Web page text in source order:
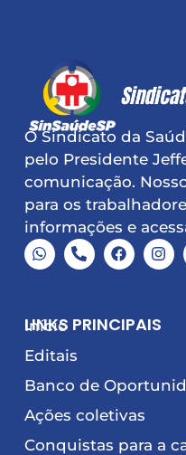
O Sindicato da
pelo Presidente
comunicação.
para os
informações e
LINKS PRINCIPAIS
Início
Editais
Banco de
Ações coletivas
Conquistas para a